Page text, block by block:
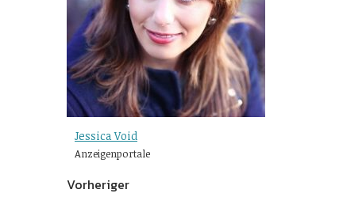
Jessica Void
Anzeigenportale
Vorheriger